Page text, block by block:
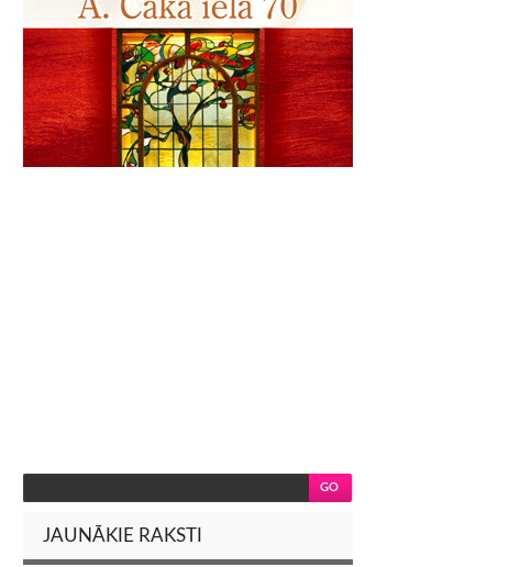
JAUNĀKIE RAKSTI